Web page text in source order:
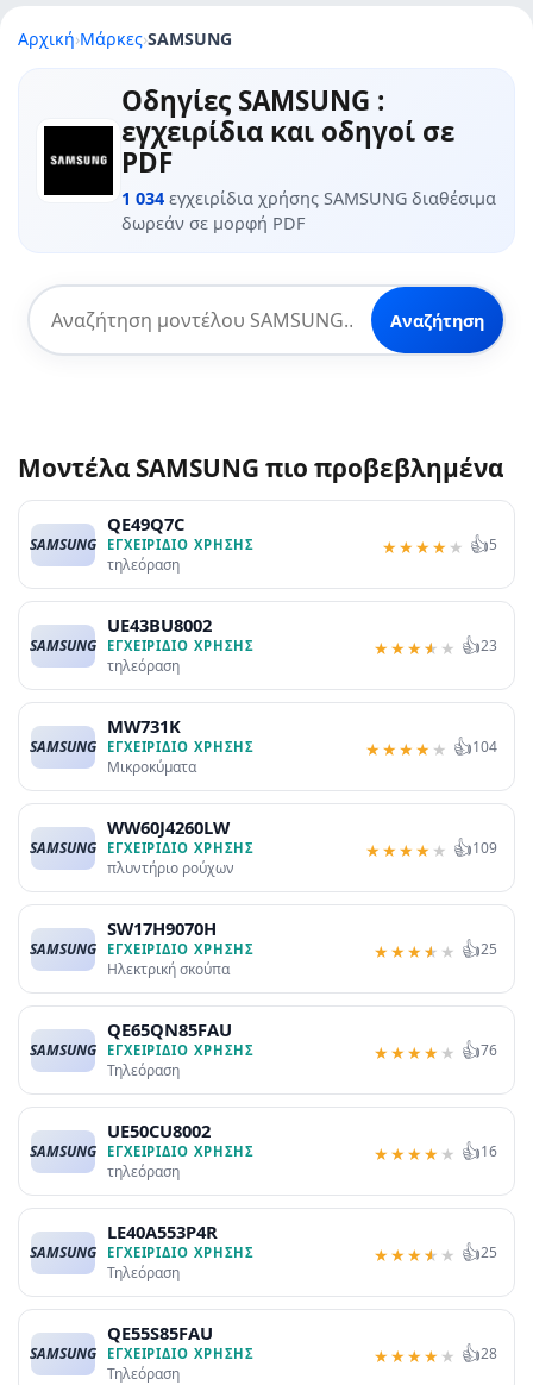
Αρχική›Μάρκες›SAMSUNG
Οδηγίες SAMSUNG :
εγχειρίδια και οδηγοί σε
PDF
1 034 εγχειρίδια χρήσης SAMSUNG διαθέσιμα
δωρεάν σε μορφή PDF
Αναζήτηση
Μοντέλα SAMSUNG πιο προβεβλημένα
SAMSUNG
QE49Q7C
ΕΓΧΕΙΡΊΔΙΟ ΧΡΉΣΗΣ
τηλεόραση
★★★★ ★ 👍5
SAMSUNG
UE43BU8002
ΕΓΧΕΙΡΊΔΙΟ ΧΡΉΣΗΣ
τηλεόραση
★★★★ ★ 👍23
SAMSUNG
MW731K
ΕΓΧΕΙΡΊΔΙΟ ΧΡΉΣΗΣ
Μικροκύματα
★★★★ ★ 👍104
SAMSUNG
WW60J4260LW
ΕΓΧΕΙΡΊΔΙΟ ΧΡΉΣΗΣ
πλυντήριο ρούχων
★★★★ ★ 👍109
SAMSUNG
SW17H9070H
ΕΓΧΕΙΡΊΔΙΟ ΧΡΉΣΗΣ
Ηλεκτρική σκούπα
★★★★ ★ 👍25
SAMSUNG
QE65QN85FAU
ΕΓΧΕΙΡΊΔΙΟ ΧΡΉΣΗΣ
Τηλεόραση
★★★★ ★ 👍76
SAMSUNG
UE50CU8002
ΕΓΧΕΙΡΊΔΙΟ ΧΡΉΣΗΣ
τηλεόραση
★★★★ ★ 👍16
SAMSUNG
LE40A553P4R
ΕΓΧΕΙΡΊΔΙΟ ΧΡΉΣΗΣ
Τηλεόραση
★★★★ ★ 👍25
SAMSUNG
QE55S85FAU
ΕΓΧΕΙΡΊΔΙΟ ΧΡΉΣΗΣ
Τηλεόραση
★★★★ ★ 👍28